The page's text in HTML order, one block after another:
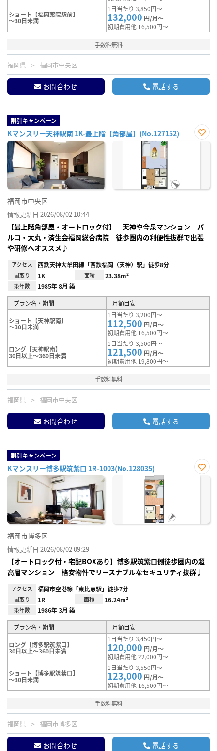
ショート【福岡薬院駅前】
～30日未満
1日当たり 3,850円～
132,000 円/月～
初期費用他 16,500円～
手数料無料
福岡県 福岡市中央区
お問合わせ 電話する
割引キャンペーン
Kマンスリー天神駅南 1K-最上階【角部屋】(No.127152)
お気
福岡市中央区
情報更新日 2026/08/02 10:44
【最上階角部屋・オートロック付】 天神や今泉マンション パ
ルコ・大丸・済生会福岡総合病院 徒歩圏内の利便性抜群で出張
や研修へオススメ♪
アクセス 西鉄天神大牟田線「西鉄福岡（天神）駅」徒歩8分
間取り 1K 面積 23.38m²
築年数 1985年 8月 築
プラン名・期間 月額目安
ショート【天神駅南】
～30日未満
1日当たり 3,200円～
112,500 円/月～
初期費用他 16,500円～
ロング【天神駅南】
30日以上～360日未満
1日当たり 3,500円～
121,500 円/月～
初期費用他 19,800円～
手数料無料
福岡県 福岡市中央区
お問合わせ 電話する
割引キャンペーン
Kマンスリー博多駅筑紫口 1R-1003(No.128035)
お気
福岡市博多区
情報更新日 2026/08/02 09:29
【オートロック付・宅配BOXあり】博多駅筑紫口側徒歩圏内の超
高層マンション 格安物件でリースナブルなセキュリティ抜群♪
アクセス 福岡市空港線「東比恵駅」徒歩7分
間取り 1R 面積 16.24m²
築年数 1986年 3月 築
プラン名・期間 月額目安
ロング【博多駅筑紫口】
30日以上～360日未満
1日当たり 3,450円～
120,000 円/月～
初期費用他 22,000円～
ショート【博多駅筑紫口】
～30日未満
1日当たり 3,550円～
123,000 円/月～
初期費用他 16,500円～
手数料無料
福岡県 福岡市博多区
お問合わせ 電話する